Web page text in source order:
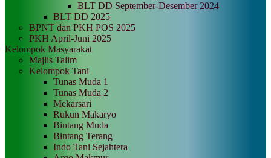
BLT DD September-Desember 2024
BLT DD 2025
BPNT dan PKH POS 2025
PKH April-Juni 2025
Kelompok Masyarakat
Majlis Talim
Kelompok Tani
Tunas Muda 1
Tunas Muda 2
Mekarsari
Rukun Makaryo
Bintang Muda
Bintang Terang
Indo Tani Sejahtera